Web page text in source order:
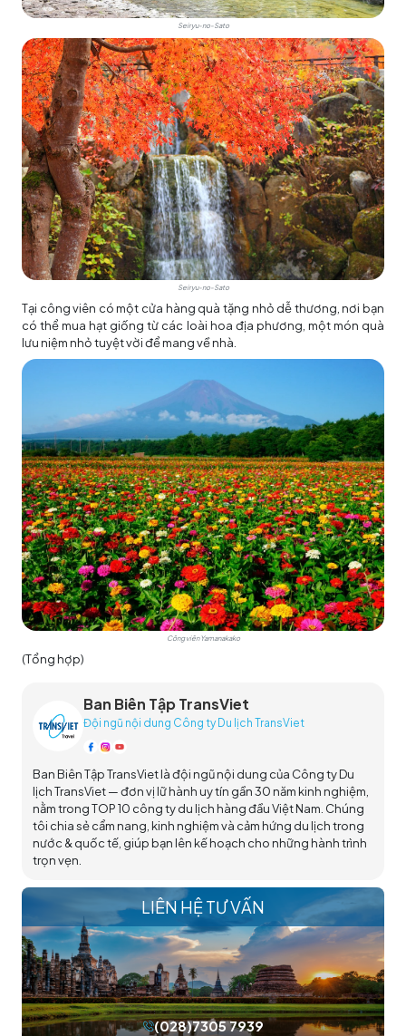
Seiryu-no-Sato
Seiryu-no-Sato
Tại công viên có một cửa hàng quà tặng nhỏ dễ thương, nơi bạn
có thể mua hạt giống từ các loài hoa địa phương, một món quà
lưu niệm nhỏ tuyệt vời để mang về nhà.
Công viên Yamanakako
(Tổng hợp)
Ban Biên Tập TransViet
Đội ngũ nội dung Công ty Du lịch TransViet
Ban Biên Tập TransViet là đội ngũ nội dung của Công ty Du
lịch TransViet — đơn vị lữ hành uy tín gần 30 năm kinh nghiệm,
nằm trong TOP 10 công ty du lịch hàng đầu Việt Nam. Chúng
tôi chia sẻ cẩm nang, kinh nghiệm và cảm hứng du lịch trong
nước & quốc tế, giúp bạn lên kế hoạch cho những hành trình
trọn vẹn.
LIÊN HỆ TƯ VẤN
(028)7305 7939